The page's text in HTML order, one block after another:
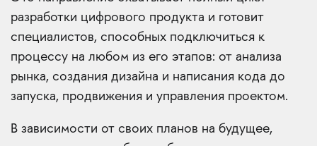
разработки цифрового продукта и готовит
специалистов, способных подключиться к
процессу на любом из его этапов: от анализа
рынка, создания дизайна и написания кода до
запуска, продвижения и управления проектом.
В зависимости от своих планов на будущее,